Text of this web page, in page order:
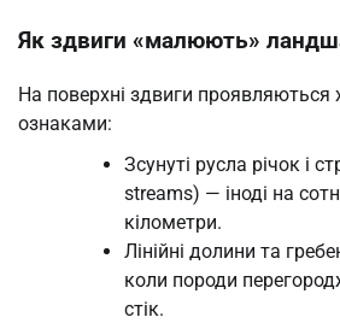
Як здвиги «малюють»
На поверхні здвиги проявляються
ознаками:
Зсунуті русла річок і
streams) — іноді на
кілометри.
Лінійні долини та
коли породи
стік.